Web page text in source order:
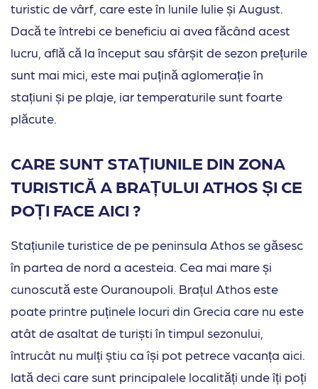
turistic de vârf, care este în lunile Iulie și August.
Dacă te întrebi ce beneficiu ai avea făcând acest
lucru, află că la început sau sfârșit de sezon prețurile
sunt mai mici, este mai puțină aglomerație în
stațiuni și pe plaje, iar temperaturile sunt foarte
plăcute.
CARE SUNT STAȚIUNILE DIN ZONA
TURISTICĂ A BRAȚULUI ATHOS ȘI CE
POȚI FACE AICI ?
Stațiunile turistice de pe peninsula Athos se găsesc
în partea de nord a acesteia. Cea mai mare și
cunoscută este Ouranoupoli. Brațul Athos este
poate printre puținele locuri din Grecia care nu este
atât de asaltat de turiști în timpul sezonului,
întrucât nu mulți știu ca își pot petrece vacanța aici.
Iată deci care sunt principalele localități unde îți poți